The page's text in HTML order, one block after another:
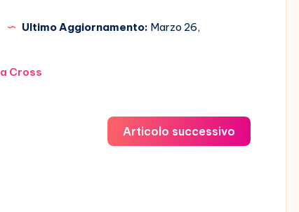
Ultimo Aggiornamento: Marzo 26,
Cross
Articolo successivo